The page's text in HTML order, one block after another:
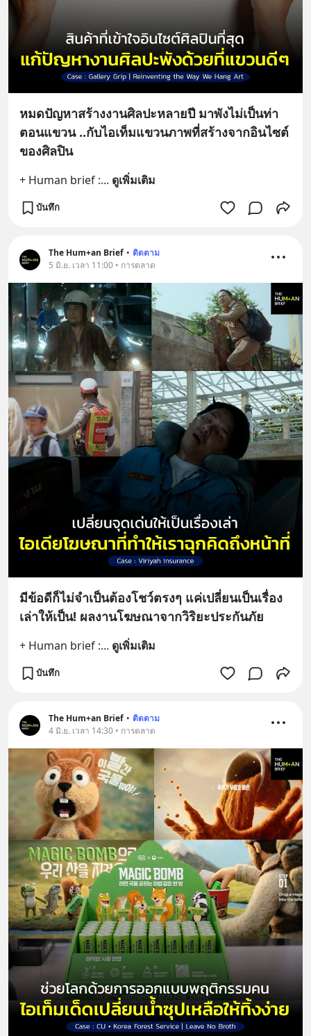
หมดปัญหาสร้างงานศิลปะหลายปี มาพังไม่เป็นท่า
ตอนแขวน ..กับไอเท็มแขวนภาพที่สร้างจากอินไซต์
ของศิลปิน
+ Human brief :... ดูเพิ่มเติม
บันทึก
The Hum+an Brief • ติดตาม
5 มิ.ย. เวลา 11:00 • การตลาด
มีข้อดีก็ไม่จำเป็นต้องโชว์ตรงๆ แค่เปลี่ยนเป็นเรื่อง
เล่าให้เป็น! ผลงานโฆษณาจากวิริยะประกันภัย
+ Human brief :... ดูเพิ่มเติม
บันทึก
The Hum+an Brief • ติดตาม
4 มิ.ย. เวลา 14:30 • การตลาด